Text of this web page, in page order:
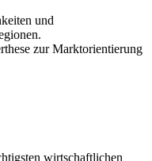
und
zur Marktorientierung
wirtschaftlichen